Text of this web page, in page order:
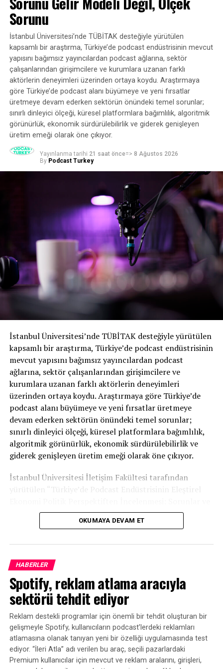
finansman turumuz, ekibimizin bireyler ve ekipler için
yaratıcı iş akışını radikal bir şekilde basitleştiren temel
yapay zeka araçlarının geliştirilmesini güçlendirmesinin
yanı sıra multimedya hikaye anlatımını daha kolay ve
daha ölçeklenebilir hale getirmek için teklifimizi
genişletmesini sağlayacak. Bu yatırım, dünya
standartlarında multimedya içerik oluşturmanın herkes
için erişilebilir olduğu bir dünya vizyonumuza olan
güvenin bir göstergesidir” dedi
Podcastle, podcast yayıncıları, tek başına çalışan
girişimciler, pazarlamacılar, eğitimciler ve üst düzey,
üretime hazır içerik oluşturma konusunda tutkulu olan
herkesten oluşan çeşitli bir topluluğa hitap eden eksiksiz
bir ses ve video prodüksiyon ve dağıtım platformu olarak
öne çıkıyor. Platformun kullanıcı tabanı, 2021’deki
Tohum finansman turundan bu yana 150.000’den bir
milyondan fazla içerik oluşturucudan oluşan bir
topluluğa yükseldi.
Kaynak:PodNews
BENZER KONULAR:
BIR SONRAKI
Podcast topluluğu nasıl oluşturulur?
KAÇIRMAYIN
Chris Peterson: Podcast endüstrisi daha fazla yatırımı
hak ediyor; daha yeni başlıyoruz!
Sorunu
İstanbul Üniversitesi’nde TÜBİTAK desteğiyle yürütülen
kapsamlı bir araştırma, Türkiye’de podcast endüstrisinin mevcut
yapısını bağımsız yayıncılardan podcast ağlarına, sektör
çalışanlarından girişimcilere ve kurumlara uzanan farklı
aktörlerin deneyimleri üzerinden ortaya koydu. Araştırmaya
göre Türkiye’de podcast alanı büyümeye ve yeni fırsatlar
üretmeye devam ederken sektörün önündeki temel sorunlar;
sınırlı dinleyici ölçeği, küresel platformlara bağımlılık, algoritmik
görünürlük, ekonomik sürdürülebilirlik ve giderek genişleyen
üretim emeği olarak öne çıkıyor.
Yayınlanma tarihi 21 saat önce=> 8 Ağustos 2026
By Podcast Turkey
İstanbul Üniversitesi’nde TÜBİTAK desteğiyle yürütülen
kapsamlı bir araştırma, Türkiye’de podcast endüstrisinin
mevcut yapısını bağımsız yayıncılardan podcast
ağlarına, sektör çalışanlarından girişimcilere ve
kurumlara uzanan farklı aktörlerin deneyimleri
üzerinden ortaya koydu. Araştırmaya göre Türkiye’de
podcast alanı büyümeye ve yeni fırsatlar üretmeye
devam ederken sektörün önündeki temel sorunlar;
sınırlı dinleyici ölçeği, küresel platformlara bağımlılık,
algoritmik görünürlük, ekonomik sürdürülebilirlik ve
giderek genişleyen üretim emeği olarak öne çıkıyor.
İstanbul Üniversitesi İletişim Fakültesi tarafından
yürütülen “Türkiye’de Podcast Endüstrisinin Eleştirel
Fırsatlar” başlıklı araştırma, Türkiye podcast
ekosisteminin mevcut durumuna ilişkin kapsamlı bir
OKUMAYA DEVAM ET
HABERLER
Spotify, reklam atlama aracıyla
sektörü tehdit ediyor
Reklam destekli programlar için önemli bir tehdit oluşturan bir
gelişmeyle Spotify, kullanıcıların podcast’lerdeki reklamları
atlamasına olanak tanıyan yeni bir özelliği uygulamasında test
ediyor. “İleri Atla” adı verilen bu araç, seçili pazarlardaki
Premium kullanıcılar için mevcut ve reklam aralarını, girişleri,